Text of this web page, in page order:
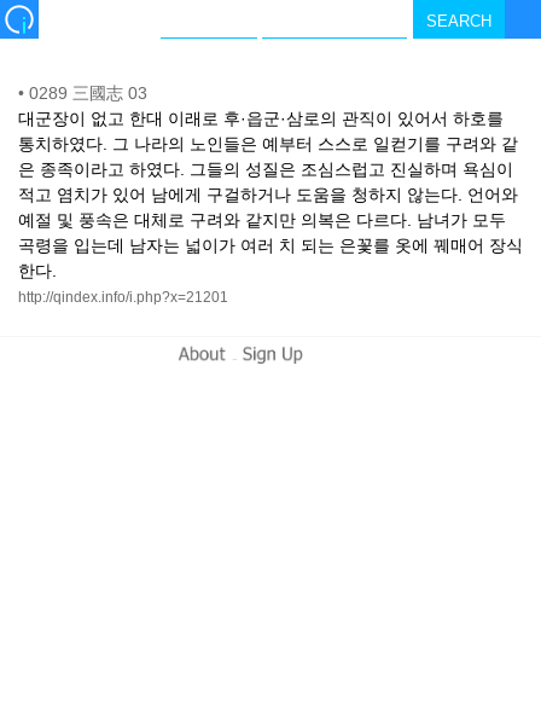
• 0289 三國志 03
대군장이 없고 한대 이래로 후·읍군·삼로의 관직이 있어서 하호를
통치하였다. 그 나라의 노인들은 예부터 스스로 일컫기를 구려와 같
은 종족이라고 하였다. 그들의 성질은 조심스럽고 진실하며 욕심이
적고 염치가 있어 남에게 구걸하거나 도움을 청하지 않는다. 언어와
예절 및 풍속은 대체로 구려와 같지만 의복은 다르다. 남녀가 모두
곡령을 입는데 남자는 넓이가 여러 치 되는 은꽃를 옷에 꿰매어 장식
한다.
http://qindex.info/i.php?x=21201
-